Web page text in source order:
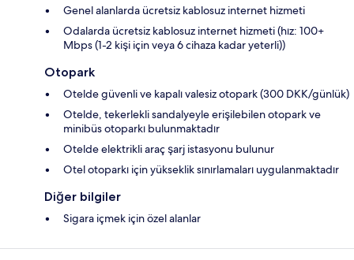
Genel alanlarda ücretsiz kablosuz internet hizmeti
Odalarda ücretsiz kablosuz internet hizmeti (hız: 100+
Mbps (1-2 kişi için veya 6 cihaza kadar yeterli))
Otopark
Otelde güvenli ve kapalı valesiz otopark (300 DKK/günlük)
Otelde, tekerlekli sandalyeyle erişilebilen otopark ve
minibüs otoparkı bulunmaktadır
Otelde elektrikli araç şarj istasyonu bulunur
Otel otoparkı için yükseklik sınırlamaları uygulanmaktadır
Diğer bilgiler
Sigara içmek için özel alanlar